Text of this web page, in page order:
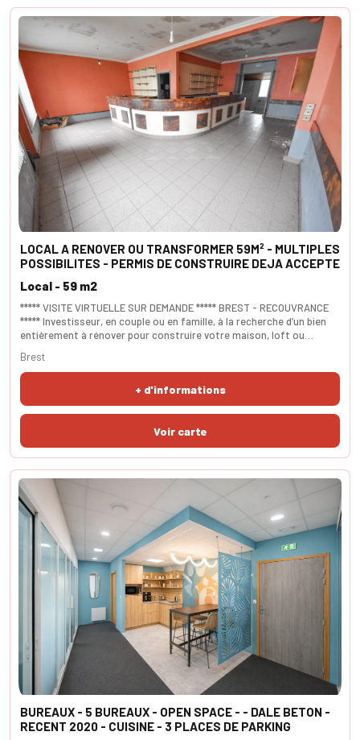
LOCAL A RENOVER OU TRANSFORMER 59M² - MULTIPLES
POSSIBILITES - PERMIS DE CONSTRUIRE DEJA ACCEPTE
***** VISITE VIRTUELLE SUR DEMANDE ***** BREST - RECOUVRANCE
***** Investisseur, en couple ou en famille, à la recherche d’un bien
entièrement à rénover pour construire votre maison, loft ou
zone UC, elle vous offre de belles possibilités de rénovation :
maison T4/5 pour votre habitation, immeuble de rapport en R+5.
Les plus : Permis de construire v
Local - 59 m2
+ d'informations
Brest
BUREAUX - 5 BUREAUX - OPEN SPACE - - DALE BETON -
RECENT 2020 - CUISINE - 3 PLACES DE PARKING